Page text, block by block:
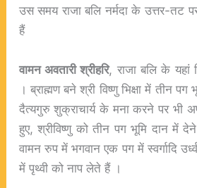
उस समय राजा बलि नर्मदा के उत्तर-तट
हैं
वामन अवतारी श्रीहरि, राजा बलि के यहां
। ब्राह्मण बने श्री विष्णु भिक्षा में तीन
दैत्यगुरु शुक्राचार्य के मना करने पर भी
हुए, श्रीविष्णु को तीन पग भूमि दान में
वामन रुप में भगवान एक पग में स्वर्गादि
में पृथ्वी को नाप लेते हैं ।